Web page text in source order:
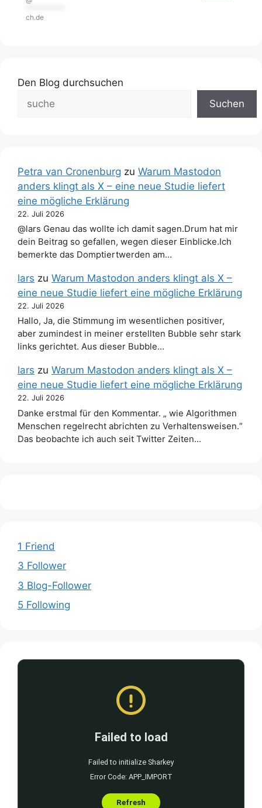
ch.de
Den Blog durchsuchen
Suchen
Petra van Cronenburg zu Warum Mastodon
anders klingt als X – eine neue Studie liefert
eine mögliche Erklärung
22. Juli 2026
@lars Genau das wollte ich damit sagen.Drum hat mir
dein Beitrag so gefallen, wegen dieser Einblicke.Ich
bemerkte das Domptiertwerden am…
lars zu Warum Mastodon anders klingt als X –
eine neue Studie liefert eine mögliche Erklärung
22. Juli 2026
Hallo, Ja, die Stimmung im wesentlichen positiver,
aber zumindest in meiner erstellten Bubble sehr stark
links gerichtet. Aus dieser Bubble…
lars zu Warum Mastodon anders klingt als X –
eine neue Studie liefert eine mögliche Erklärung
22. Juli 2026
Danke erstmal für den Kommentar. „ wie Algorithmen
Menschen regelrecht abrichten zu Verhaltensweisen.“
Das beobachte ich auch seit Twitter Zeiten…
1 Friend
3 Follower
3 Blog-Follower
5 Following